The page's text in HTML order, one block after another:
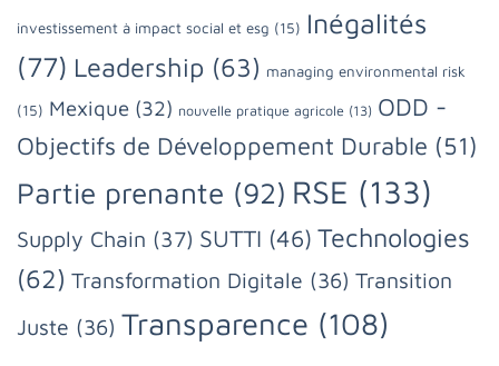
investissement à impact social et esg (15) Inégalités
(77) Leadership (63) managing environmental risk
(15) Mexique (32) nouvelle pratique agricole (13) ODD -
Objectifs de Développement Durable (51)
Partie prenante (92) RSE (133)
Supply Chain (37) SUTTI (46) Technologies
(62) Transformation Digitale (36) Transition
Juste (36) Transparence (108)